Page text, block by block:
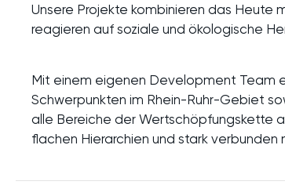
Unsere Projekte kombinieren das Heute
reagieren auf soziale und ökologische
Mit einem eigenen Development Team
Schwerpunkten im Rhein-Ruhr-Gebiet
alle Bereiche der Wertschöpfungskette
flachen Hierarchien und stark verbunden